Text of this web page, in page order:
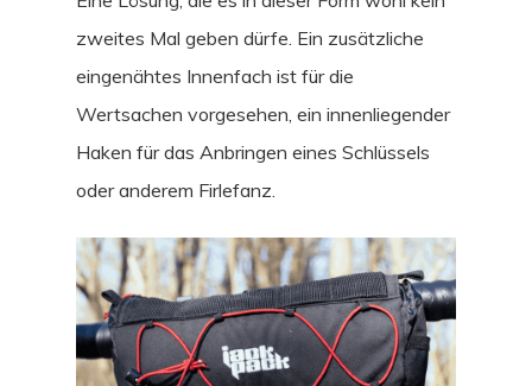
zweites Mal geben dürfe. Ein zusätzliche
eingenähtes Innenfach ist für die
Wertsachen vorgesehen, ein innenliegender
Haken für das Anbringen eines Schlüssels
oder anderem Firlefanz.